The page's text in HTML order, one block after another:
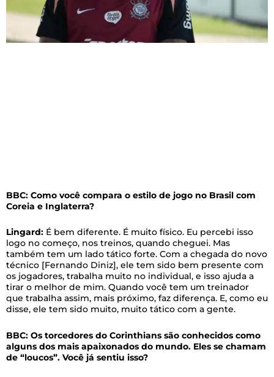
BBC: Como você compara o estilo de jogo no Brasil com
Coreia e Inglaterra?
Lingard: É bem diferente. É muito físico. Eu percebi isso
logo no começo, nos treinos, quando cheguei. Mas
também tem um lado tático forte. Com a chegada do novo
técnico [Fernando Diniz], ele tem sido bem presente com
os jogadores, trabalha muito no individual, e isso ajuda a
tirar o melhor de mim. Quando você tem um treinador
que trabalha assim, mais próximo, faz diferença. E, como eu
disse, ele tem sido muito, muito tático com a gente.
BBC: Os torcedores do Corinthians são conhecidos como
alguns dos mais apaixonados do mundo. Eles se chamam
de “loucos”. Você já sentiu isso?